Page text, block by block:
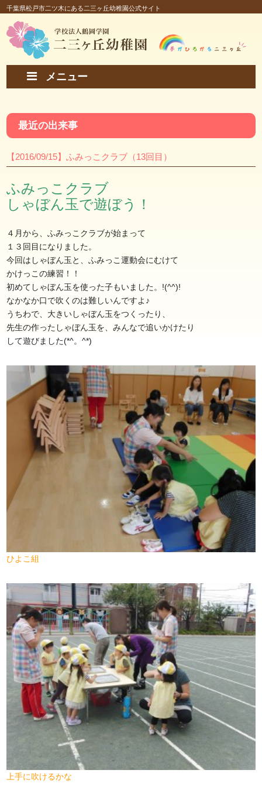
千葉県松戸市二ツ木にある二三ヶ丘幼稚園公式サイト
メニュー
最近の出来事
【2016/09/15】ふみっこクラブ（13回目）
ふみっこクラブ
しゃぼん玉で遊ぼう！
４月から、ふみっこクラブが始まって
１３回目になりました。
今回はしゃぼん玉と、ふみっこ運動会にむけて
かけっこの練習！！
初めてしゃぼん玉を使った子もいました。!(^^)!
なかなか口で吹くのは難しいんですよ♪
うちわで、大きいしゃぼん玉をつくったり、
先生の作ったしゃぼん玉を、みんなで追いかけたり
して遊びました(*^。^*)
ひよこ組
上手に吹けるかな